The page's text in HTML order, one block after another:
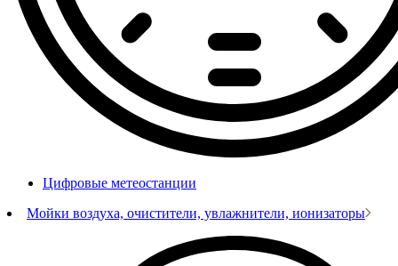
Цифровые метеостанции
Мойки воздуха, очистители, увлажнители, ионизаторы